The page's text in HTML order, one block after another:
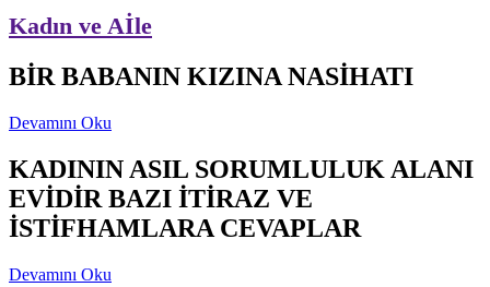
Kadın ve Aİle
BİR BABANIN KIZINA NASİHATI
Devamını Oku
KADININ ASIL SORUMLULUK ALANI
EVİDİR BAZI İTİRAZ VE
İSTİFHAMLARA CEVAPLAR
Devamını Oku